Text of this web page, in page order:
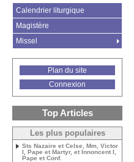
Calendrier liturgique
Magistère
Missel
Plan du site
Connexion
Top Articles
Les plus populaires
Sts Nazaire et Celse, Mm, Victor
I, Pape et Martyr, et Innoncent I,
Pape et Conf.